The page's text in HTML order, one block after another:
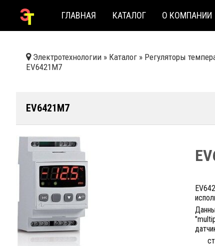
ГЛАВНАЯ КАТАЛОГ О КОМПАНИИ
Электротехнологии » Каталог » Регуляторы
EV6421M7
EV6421M7